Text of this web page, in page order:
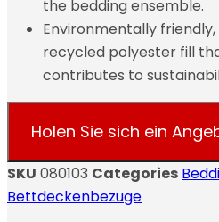
the bedding ensemble.
Environmentally friendly,
recycled polyester fill
contributes to
Holen Sie sich ein
SKU 080103 Categories
Bettdeckenbezuge